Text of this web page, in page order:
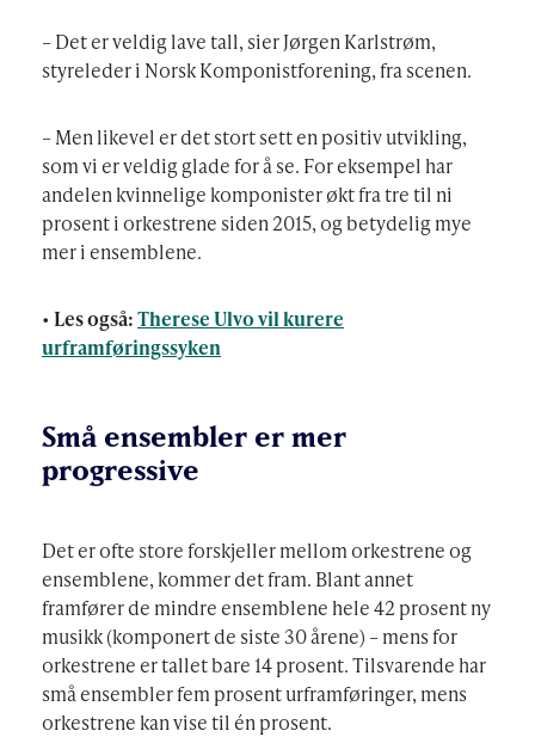
– Det er veldig lave tall, sier Jørgen Karlstrøm,
styreleder i Norsk Komponistforening, fra scenen.
– Men likevel er det stort sett en positiv utvikling,
som vi er veldig glade for å se. For eksempel har
andelen kvinnelige komponister økt fra tre til ni
prosent i orkestrene siden 2015, og betydelig mye
mer i ensemblene.
• Les også:Therese Ulvo vil kurere
urframføringssyken
Små ensembler er mer
progressive
Det er ofte store forskjeller mellom orkestrene og
ensemblene, kommer det fram. Blant annet
framfører de mindre ensemblene hele 42 prosent ny
musikk (komponert de siste 30 årene) – mens for
orkestrene er tallet bare 14 prosent. Tilsvarende har
små ensembler fem prosent urframføringer, mens
orkestrene kan vise til én prosent.